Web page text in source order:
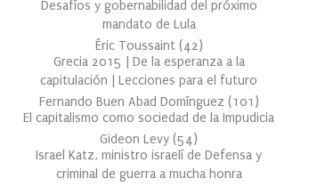
Desafíos y gobernabilidad del próximo
mandato de Lula
Éric Toussaint (42)
Grecia 2015 | De la esperanza a la
capitulación | Lecciones para el futuro
Fernando Buen Abad Domínguez (101 )
El capitalismo como sociedad de la Impudicia
Gideon Levy (54)
Israel Katz, ministro israelí de Defensa y
criminal de guerra a mucha honra